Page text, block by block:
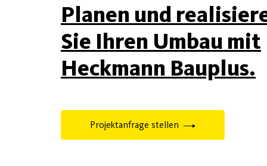
Planen und
Sie Ihren Umbau mit
Heckmann Bauplus.
Projektanfrage stellen